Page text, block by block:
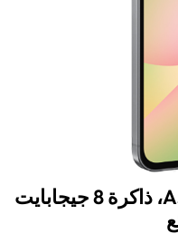
سامسونج جالاكسي A56 5G، ذاكرة 8 جيجابايت